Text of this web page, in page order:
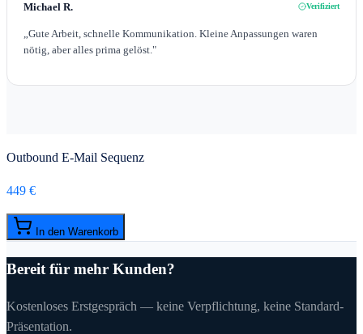
Michael R. Verifiziert
„Gute Arbeit, schnelle Kommunikation. Kleine Anpassungen waren
nötig, aber alles prima gelöst."
Outbound E-Mail Sequenz
449 €
In den Warenkorb
Bereit für mehr Kunden?
Kostenloses Erstgespräch — keine Verpflichtung, keine Standard-
Präsentation.